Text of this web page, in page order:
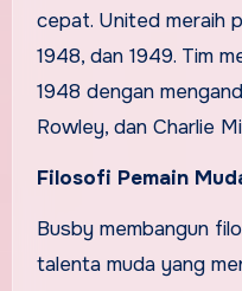
cepat. United meraih
1948, dan 1949. Tim
1948 dengan
Rowley, dan Charlie
Filosofi Pemain
Busby membangun
talenta muda yang